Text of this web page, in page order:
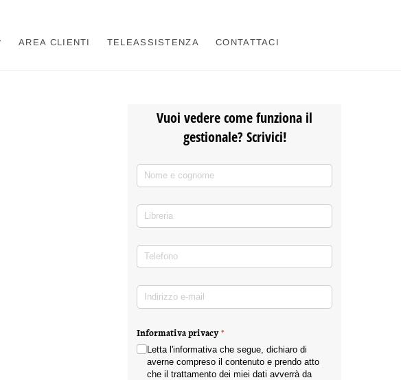
AREA CLIENTI TELEASSISTENZA CONTATTACI
Vuoi vedere come funziona il
gestionale? Scrivici!
Nome e cognome
Libreria
Telefono
Indirizzo e-mail(richiesto)
Informativa privacy*
(richiesto)
Letta l'informativa che segue, dichiaro di
averne compreso il contenuto e prendo atto
che il trattamento dei miei dati avverrà da